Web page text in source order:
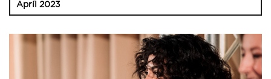
Apríl 2023